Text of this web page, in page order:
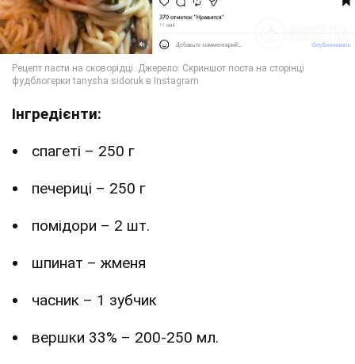
Інгредієнти:
спагеті – 250 г
печериці – 250 г
помідори – 2 шт.
шпинат – жменя
часник – 1 зубчик
вершки 33% – 200-250 мл.